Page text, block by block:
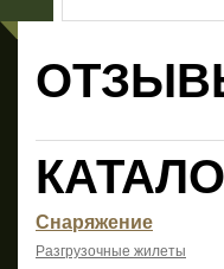
Снаряжение
Разгрузочные жилеты